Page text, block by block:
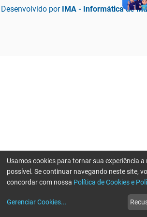
Desenvolvido por IMA - Informática de
Usamos cookies para tornar sua experiência a
possível. Se continuar navegando neste site,
concordar com nossa Política de Cookies e
Gerenciar Cookies...
Erro ao enviar informações, por favor tente